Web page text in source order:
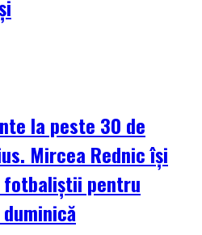
la peste 30 de
Mircea Rednic își
pentru